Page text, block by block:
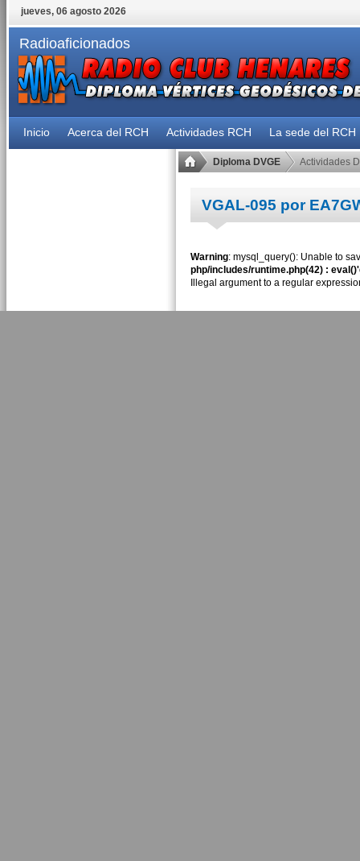
jueves, 06 agosto 2026
Radioaficionados
Inicio Acerca del RCH Actividades RCH La sede del RCH
Diploma DVGE Actividades
VGAL-095 por
Warning: mysql_query(): Unable to
php/includes/runtime.php(42) :
Illegal argument to a regular